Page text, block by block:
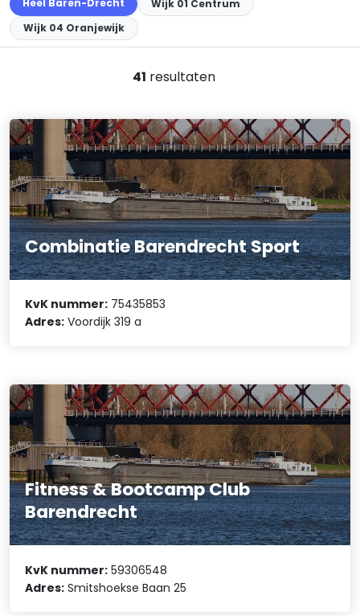
Heel Baren-Drecht
Wijk 01 Centrum
Wijk 04 Oranjewijk
41 resultaten
Combinatie Barendrecht Sport
KvK nummer: 75435853
Adres: Voordijk 319 a
Fitness & Bootcamp Club
Barendrecht
KvK nummer: 59306548
Adres: Smitshoekse Baan 25